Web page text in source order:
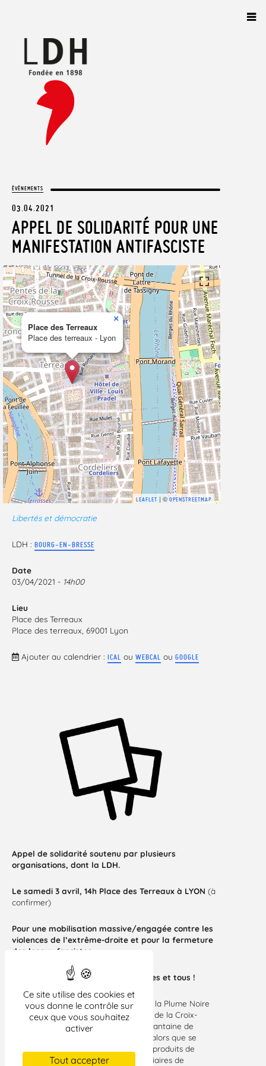
Ce site utilise des cookies et
vous donne le contrôle sur
ceux que vous souhaitez
activer
Tout accepter
ÉVÈNEMENTS
03.04.2021
APPEL DE SOLIDARITÉ POUR UNE
MANIFESTATION ANTIFASCISTE
Place des Terreaux
Place des terreaux - Lyon
×
LEAFLET | ©OPENSTREETMAP
Libertés et démocratie
LDH : BOURG-EN-BRESSE
Date
03/04/2021 - 14h00
Lieu
Place des Terreaux
Place des terreaux, 69001 Lyon
Ajouter au calendrier : ICAL ou WEBCAL ou GOOGLE
Appel de solidarité soutenu par plusieurs
organisations, dont la LDH.
Le samedi 3 avril, 14h Place des Terreaux à LYON (à
confirmer)
Pour une mobilisation massive/engagée contre les
violences de l’extrême-droite et pour la fermeture
des locaux fascistes.
L’antifascisme est l’affaire de toutes et tous !
» Le samedi 20 mars à 14h, la librairie la Plume Noire
située au 8 rue Diderot sur les pentes de la Croix-
Rousse, a été attaquée par une cinquantaine de
militants d’extrême-droite cagoulés ; alors que se
tenait dans les locaux une récolte de produits de
premières nécessités pour les bénéficiaires de